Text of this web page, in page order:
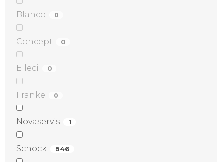
Blanco 0
Concept 0
Elleci 0
Franke 0
Novaservis 1
Schock 846